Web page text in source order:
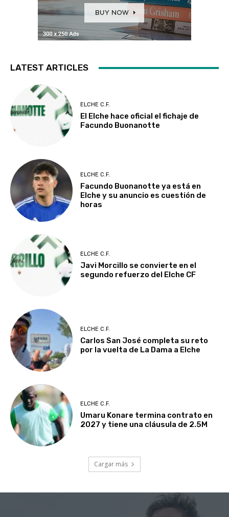
LATEST ARTICLES
ELCHE C.F.
El Elche hace oficial el fichaje de
Facundo Buonanotte
ELCHE C.F.
Facundo Buonanotte ya está en
Elche y su anuncio es cuestión de
horas
ELCHE C.F.
Javi Morcillo se convierte en el
segundo refuerzo del Elche CF
ELCHE C.F.
Carlos San José completa su reto
por la vuelta de La Dama a Elche
ELCHE C.F.
Umaru Konare termina contrato en
2027 y tiene una cláusula de 2.5M
Cargar más